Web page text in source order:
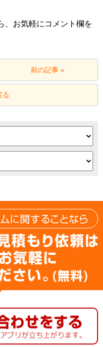
、お気軽にコメント欄を
前の記事 »
る